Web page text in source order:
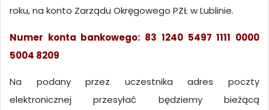
roku, na konto Zarządu Okręgowego PZŁ w Lublinie.
Numer konta bankowego: 83 1240 5497 1111 0000
5004 8209
Na podany przez uczestnika adres poczty
elektronicznej przesyłać będziemy bieżącą